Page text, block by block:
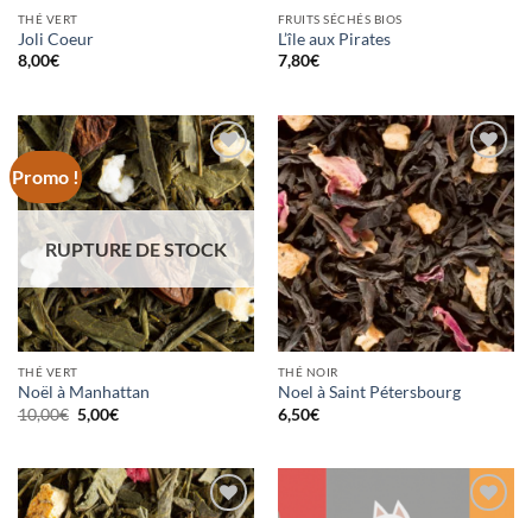
THÉ VERT
Joli Coeur
8,00€
FRUITS SÉCHÉS BIOS
L’île aux Pirates
7,80€
Promo !
Ajouter
à la
wishlist
RUPTURE DE STOCK
THÉ VERT
Noël à Manhattan
10,00€ Le
prix
10,00€.
5,00€Le
5,00€.
Ajouter
à la
wishlist
THÉ NOIR
Noel à Saint Pétersbourg
6,50€